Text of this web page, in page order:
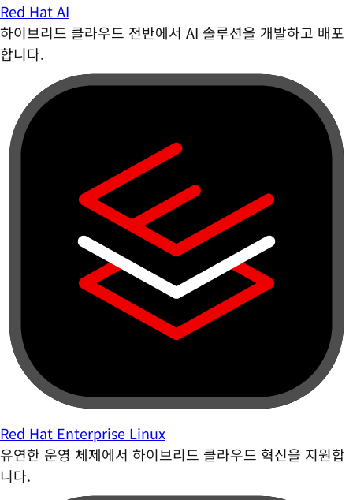
Red Hat AI
하이브리드 클라우드 전반에서 AI 솔루션을 개발하고 배포
합니다.
Red Hat Enterprise Linux
유연한 운영 체제에서 하이브리드 클라우드 혁신을 지원합
니다.